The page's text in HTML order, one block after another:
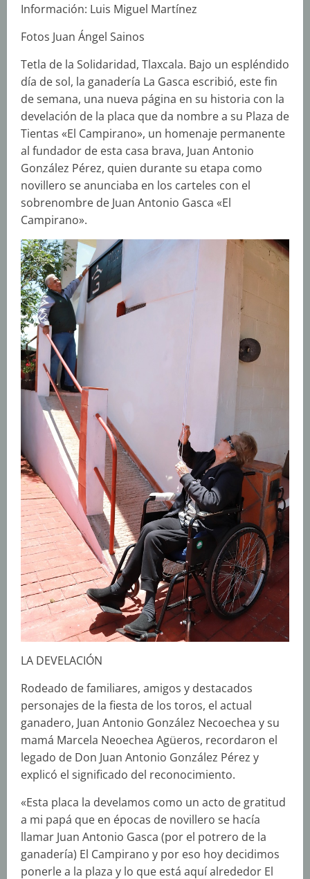
Información: Luis Miguel Martínez
Fotos Juan Ángel Sainos
Tetla de la Solidaridad, Tlaxcala. Bajo un espléndido
día de sol, la ganadería La Gasca escribió, este fin
de semana, una nueva página en su historia con la
develación de la placa que da nombre a su Plaza de
Tientas «El Campirano», un homenaje permanente
al fundador de esta casa brava, Juan Antonio
González Pérez, quien durante su etapa como
novillero se anunciaba en los carteles con el
sobrenombre de Juan Antonio Gasca «El
Campirano».
LA DEVELACIÓN
Rodeado de familiares, amigos y destacados
personajes de la fiesta de los toros, el actual
ganadero, Juan Antonio González Necoechea y su
mamá Marcela Neoechea Agüeros, recordaron el
legado de Don Juan Antonio González Pérez y
explicó el significado del reconocimiento.
«Esta placa la develamos como un acto de gratitud
a mi papá que en épocas de novillero se hacía
llamar Juan Antonio Gasca (por el potrero de la
ganadería) El Campirano y por eso hoy decidimos
ponerle a la plaza y lo que está aquí alrededor El